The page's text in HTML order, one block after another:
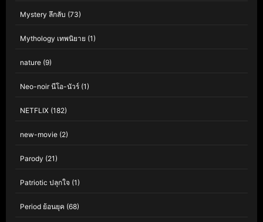
Mystery ลึกลับ (73)
Mythology เทพนิยาย (1)
nature (9)
Neo-noir นีโอ-นัวร์ (1)
NETFLIX (182)
new-movie (2)
Parody (21)
Patriotic ปลุกใจ (1)
Period ย้อนยุค (68)